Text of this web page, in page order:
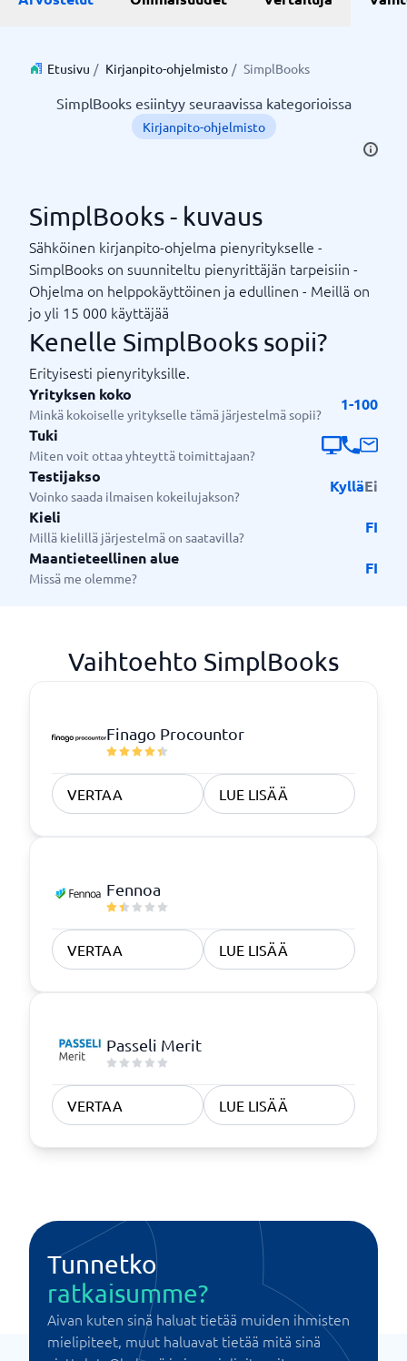
Etusivu / Kirjanpito-ohjelmisto / SimplBooks
SimplBooks esiintyy seuraavissa kategorioissa
Kirjanpito-ohjelmisto
SimplBooks - kuvaus
Sähköinen kirjanpito-ohjelma pienyritykselle -
SimplBooks on suunniteltu pienyrittäjän tarpeisiin -
Ohjelma on helppokäyttöinen ja edullinen - Meillä on
jo yli 15 000 käyttäjää
Kenelle SimplBooks sopii?
Erityisesti pienyrityksille.
Yrityksen koko
Minkä kokoiselle yritykselle tämä järjestelmä sopii?
1-100
Tuki
Miten voit ottaa yhteyttä toimittajaan?
Testijakso
Voinko saada ilmaisen kokeilujakson?
KylläEi
Kieli
Millä kielillä järjestelmä on saatavilla?
FI
Maantieteellinen alue
Missä me olemme?
FI
Vaihtoehto SimplBooks
Finago Procountor
VERTAA LUE LISÄÄ
Fennoa
VERTAA LUE LISÄÄ
Passeli Merit
VERTAA LUE LISÄÄ
Tunnetko
ratkaisumme?
Aivan kuten sinä haluat tietää muiden ihmisten
mielipiteet, muut haluavat tietää mitä sinä